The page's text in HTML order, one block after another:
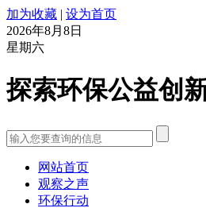
加为收藏 | 设为首页
2026年8月8日
星期六
探索环保公益创
网站首页
观察之声
环保行动